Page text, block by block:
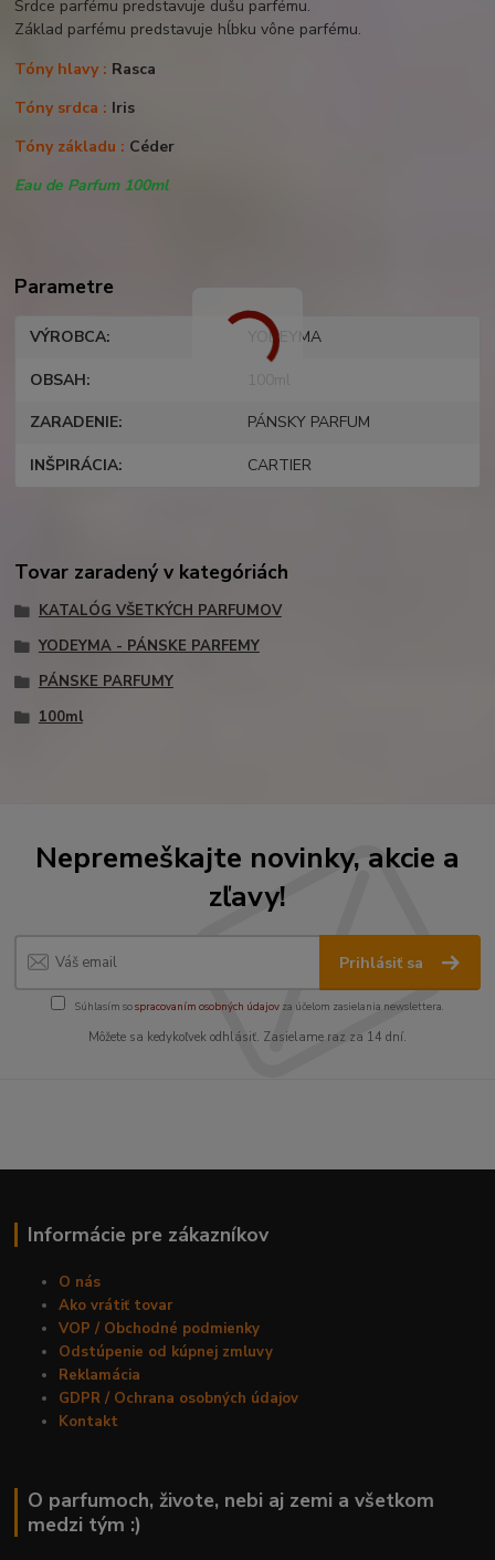
Srdce parfému predstavuje dušu parfému.
Základ parfému predstavuje hĺbku vône parfému.
Tóny hlavy : Rasca
Tóny srdca : Iris
Tóny základu : Céder
Eau de Parfum 100ml
Parametre
VÝROBCA YODEYMA
OBSAH
ZARADENIE PÁNSKY PARFUM
INŠPIRÁCIA CARTIER
Tovar zaradený v kategóriách
KATALÓG VŠETKÝCH PARFUMOV
YODEYMA - PÁNSKE PARFEMY
PÁNSKE PARFUMY
100ml
Nepremeškajte novinky, akcie a
zľavy!
Prihlásiť sa
Súhlasím sospracovaním osobných údajov za účelom zasielania newslettera.
Môžete sa kedykoľvek odhlásiť. Zasielame raz za 14 dní.
Informácie pre zákazníkov
O nás
Ako vrátiť tovar
VOP / Obchodné podmienky
Odstúpenie od kúpnej zmluvy
Reklamácia
GDPR / Ochrana osobných údajov
Kontakt
O parfumoch, živote, nebi aj zemi a všetkom
medzi tým :)